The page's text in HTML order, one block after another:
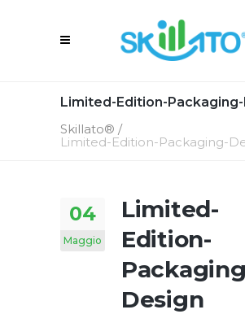
Limited-Edition-
Skillato® /
Limited-Edition-Packaging-
04
Maggio
Limited-
Edition-
Design